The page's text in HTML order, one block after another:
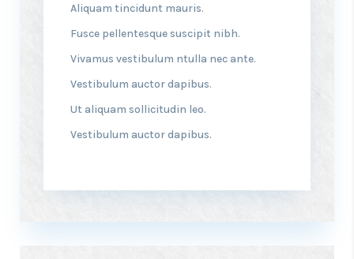
Aliquam tincidunt mauris.
Fusce pellentesque suscipit nibh.
Vivamus vestibulum ntulla nec ante.
Vestibulum auctor dapibus.
Ut aliquam sollicitudin leo.
Vestibulum auctor dapibus.